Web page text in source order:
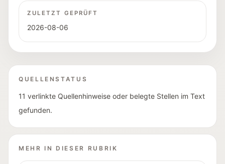
ZULETZT GEPRÜFT
2026-08-06
QUELLENSTATUS
11 verlinkte Quellenhinweise oder belegte Stellen im Text
gefunden.
MEHR IN DIESER RUBRIK